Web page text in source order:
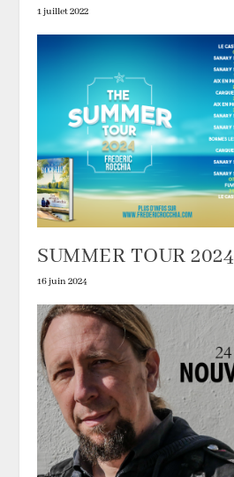
1 juillet 2022
SUMMER TOUR 2024
16 juin 2024